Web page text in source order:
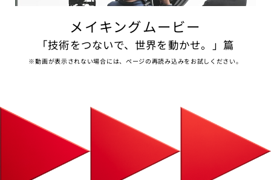
メイキングムービー
「技術をつないで、世界を動かせ。」篇
※動画が表示されない場合には、ページの再読み込みをお試しください。